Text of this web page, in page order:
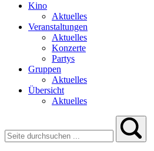
Kino
Aktuelles
Veranstaltungen
Aktuelles
Konzerte
Partys
Gruppen
Aktuelles
Übersicht
Aktuelles